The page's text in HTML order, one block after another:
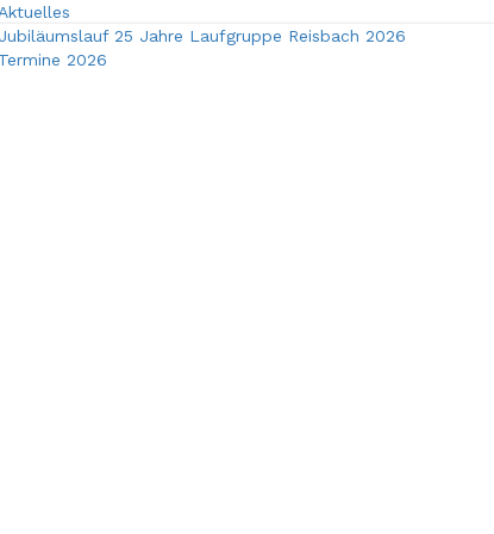
navigation
Aktuelles
Jubiläumslauf 25 Jahre Laufgruppe Reisbach 2026
Termine 2026
e.V.